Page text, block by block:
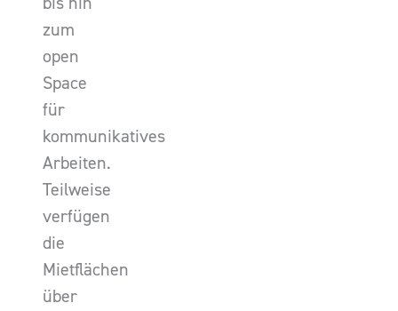
zum
open
Space
für
kommunikatives
Arbeiten.
Teilweise
verfügen
die
Mietflächen
über